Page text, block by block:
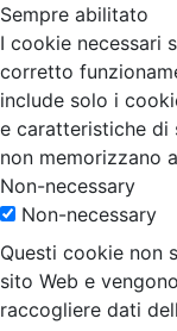
Sempre abilitato
I cookie necessari
corretto
include solo i
e caratteristiche di
non memorizzano
Non-necessary
Non-necessary
Questi cookie non
sito Web e
raccogliere dati